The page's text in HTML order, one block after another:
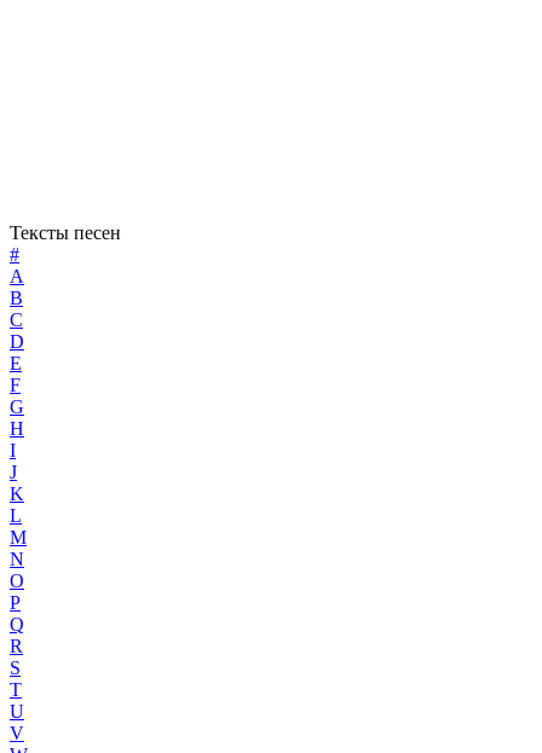
Тексты песен
#
A
B
C
D
E
F
G
H
I
J
K
L
M
N
O
P
Q
R
S
T
U
V